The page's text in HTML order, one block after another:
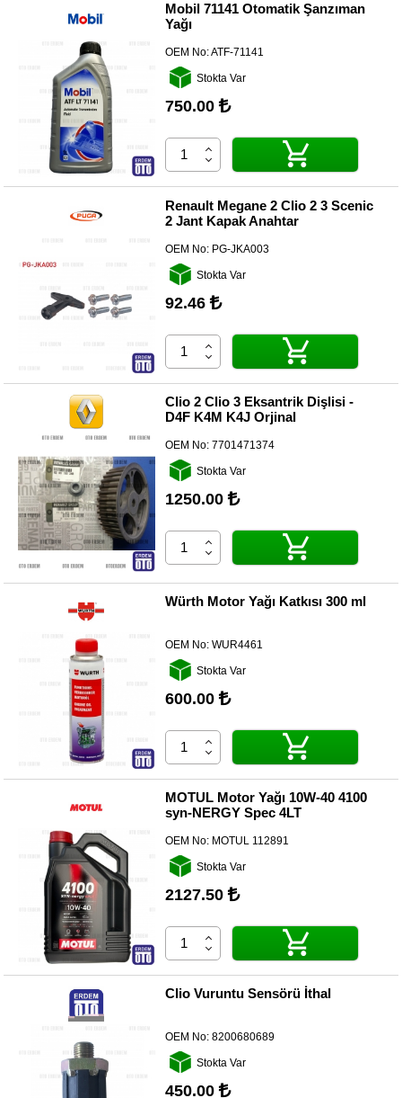
Mobil 71141 Otomatik Şanzıman
Yağı
OEM No:ATF-71141
Stokta Var
750.00
Renault Megane 2 Clio 2 3 Scenic
2 Jant Kapak Anahtar
OEM No: PG-JKA003
Stokta Var
92.46
Clio 2 Clio 3 Eksantrik Dişlisi -
D4F K4M K4J Orjinal
OEM No:7701471374
Stokta Var
1250.00
Würth Motor Yağı Katkısı 300 ml
OEM No:WUR4461
Stokta Var
600.00
MOTUL Motor Yağı 10W-40 4100
syn-NERGY Spec 4LT
OEM No: MOTUL 112891
Stokta Var
2127.50
Clio Vuruntu Sensörü İthal
OEM No:8200680689
Stokta Var
450.00